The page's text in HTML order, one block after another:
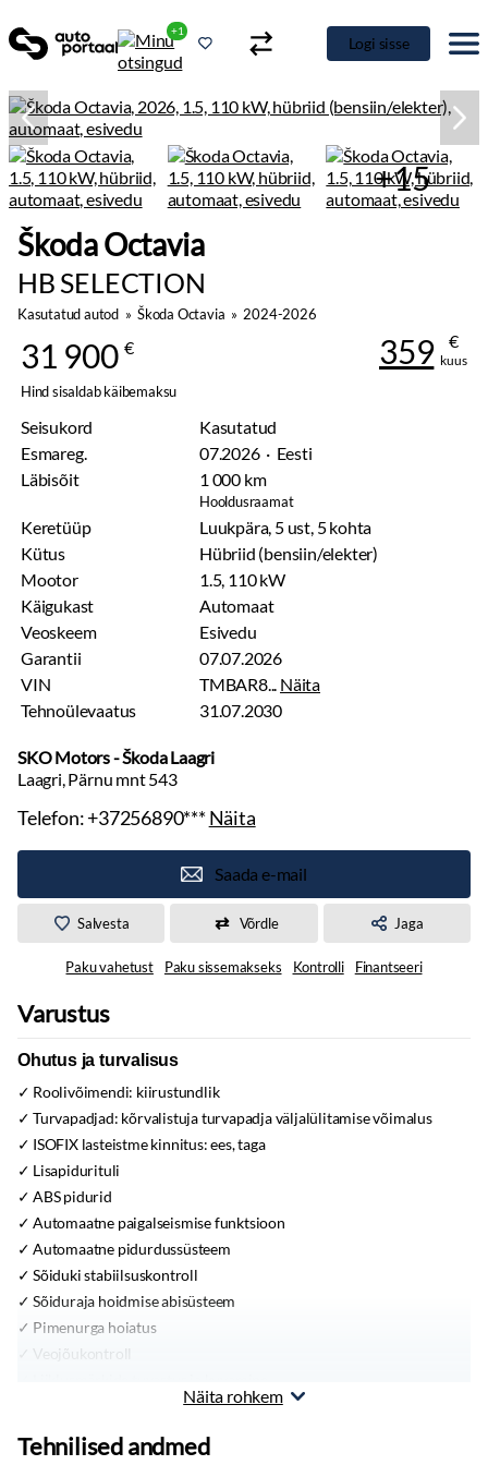
+1
Logi sisse
+15
Škoda Octavia
HB SELECTION
Kasutatud autod »Škoda Octavia » 2024-2026
31 900 € 359 €
kuus
Hind sisaldab käibemaksu
Seisukord
Kasutatud
Esmareg.
07.2026 · Eesti
Läbisõit
1 000 km
Hooldusraamat
Keretüüp
Luukpära, 5 ust, 5 kohta
Kütus
Hübriid (bensiin/elekter)
Mootor
1.5, 110 kW
Käigukast
Automaat
Veoskeem
Esivedu
Garantii
07.07.2026
VIN
TMBAR8... Näita
Tehnoülevaatus
31.07.2030
SKO Motors - Škoda Laagri
Laagri, Pärnu mnt 543
Telefon:+37256890***Näita
Saada e-mail
Salvesta Võrdle Jaga
Paku vahetust Paku sissemakseks Kontrolli Finantseeri
Varustus
Ohutus ja turvalisus
Roolivõimendi: kiirustundlik
Turvapadjad: kõrvalistuja turvapadja väljalülitamise võimalus
ISOFIX lasteistme kinnitus:ees, taga
Lisapidurituli
ABS pidurid
Automaatne paigalseismise funktsioon
Automaatne pidurdussüsteem
Sõiduki stabiilsuskontroll
Sõiduraja hoidmise abisüsteem
Pimenurga hoiatus
Veojõukontroll
Juhi väsimuse tuvastamise süsteem
Immobilisaator
Näita rohkem
Tehnilised andmed